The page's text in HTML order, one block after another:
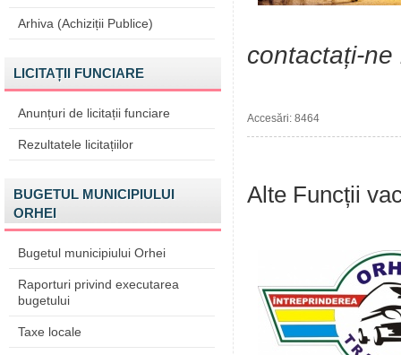
Arhiva (Achiziții Publice)
LICITAȚII FUNCIARE
Anunțuri de licitații funciare
Rezultatele licitațiilor
BUGETUL MUNICIPIULUI
ORHEI
Bugetul municipiului Orhei
Raporturi privind executarea
bugetului
Taxe locale
contactați-
Accesări: 8464
Alte Funcții